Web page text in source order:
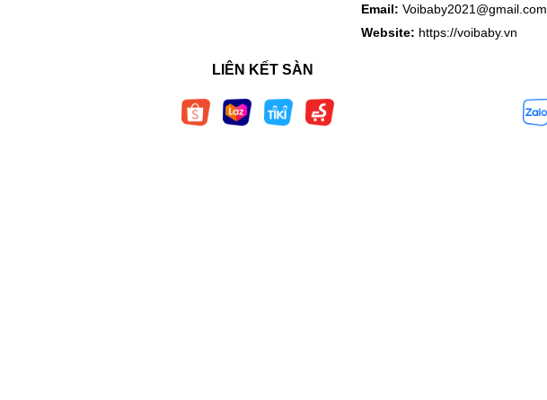
Email: Voibaby2021@gmail.com
Website: https://voibaby.vn
LIÊN KẾT SÀN